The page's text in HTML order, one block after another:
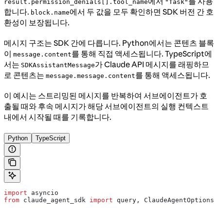
result.permission_denials[].tool_name "Task"
합니다. block.name에서 두 값을 모두 확인하면 SDK 버전 간 호
환성이 보장됩니다.
메시지 구조는 SDK 간에 다릅니다. Python에서는 콘텐츠 블록
이 message.content를 통해 직접 액세스됩니다. TypeScript에
서는 SDKAssistantMessage가 Claude API 메시지를 래핑하므
로 콘텐츠는 message.message.content를 통해 액세스됩니다.
이 예시는 스트리밍된 메시지를 반복하여 서브에이전트가 호
출될 때와 후속 메시지가 해당 서브에이전트의 실행 컨텍스트
내에서 시작될 때를 기록합니다.
Python TypeScript
import asyncio
from claude_agent_sdk import query,